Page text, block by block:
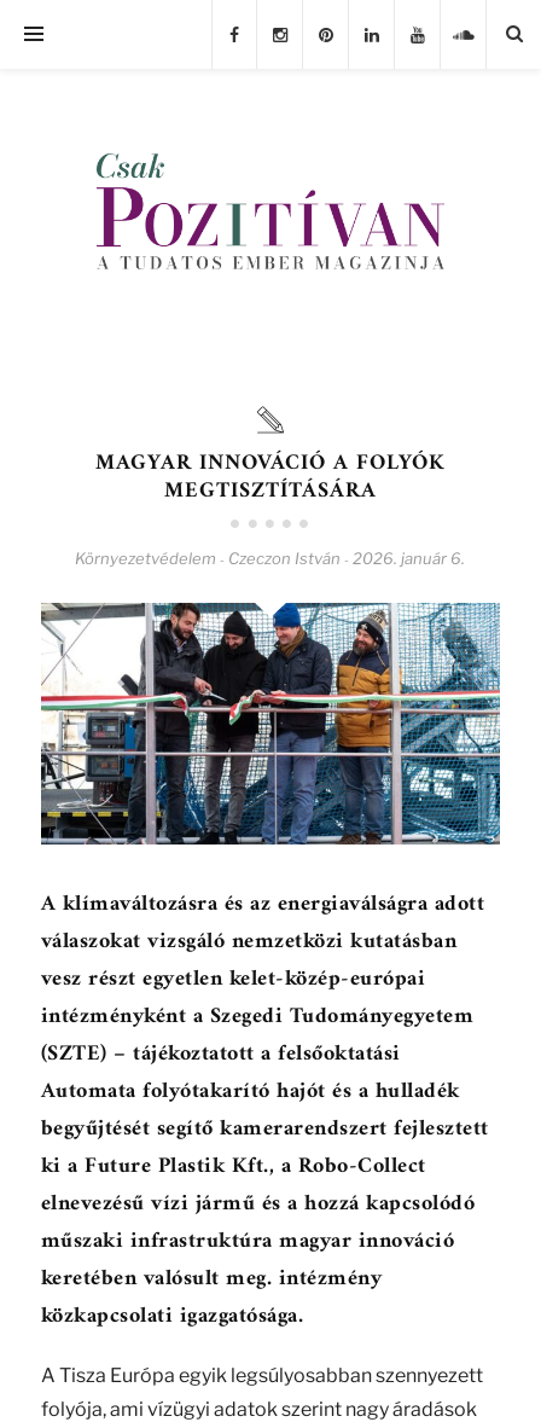
MAGYAR INNOVÁCIÓ A FOLYÓK
MEGTISZTÍTÁSÁRA
Környezetvédelem - Czeczon István - 2026. január 6.
A klímaváltozásra és az energiaválságra adott
válaszokat vizsgáló nemzetközi kutatásban
vesz részt egyetlen kelet-közép-európai
intézményként a Szegedi Tudományegyetem
(SZTE) – tájékoztatott a felsőoktatási
Automata folyótakarító hajót és a hulladék
begyűjtését segítő kamerarendszert fejlesztett
ki a Future Plastik Kft., a Robo-Collect
elnevezésű vízi jármű és a hozzá kapcsolódó
műszaki infrastruktúra magyar innováció
keretében valósult meg. intézmény
közkapcsolati igazgatósága.
A Tisza Európa egyik legsúlyosabban szennyezett
folyója, ami vízügyi adatok szerint nagy áradások